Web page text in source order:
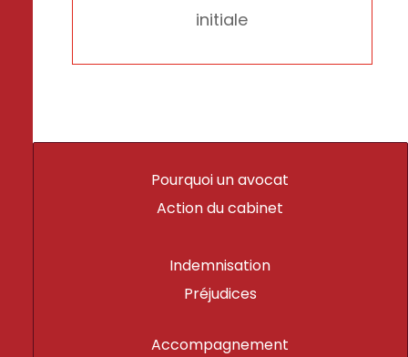
initiale
Pourquoi un avocat
Action du cabinet
Indemnisation
Préjudices
Accompagnement